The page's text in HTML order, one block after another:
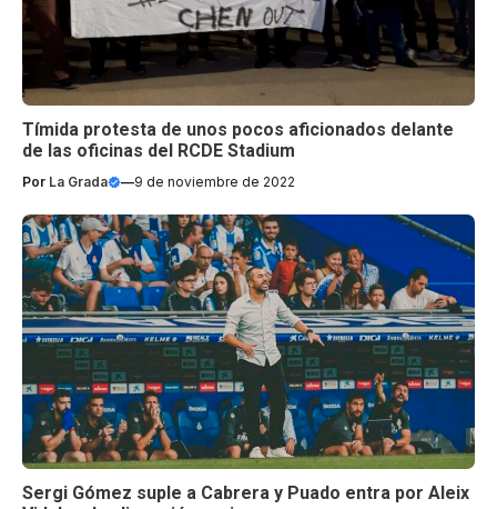
Tímida protesta de unos pocos aficionados delante
de las oficinas del RCDE Stadium
Por La Grada —9 de noviembre de 2022
Sergi Gómez suple a Cabrera y Puado entra por Aleix